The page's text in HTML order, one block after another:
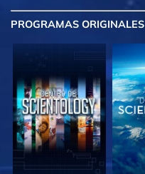
PROGRAMAS ORIGINALES